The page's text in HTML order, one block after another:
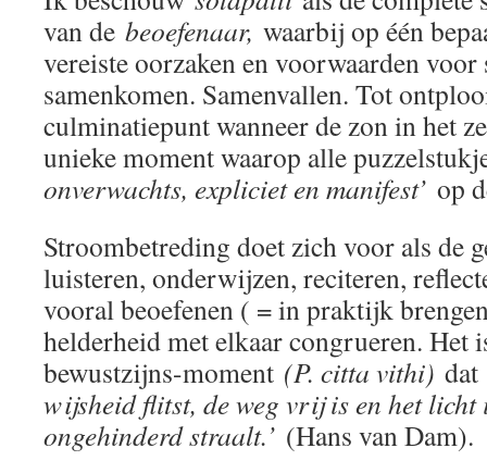
van de beoefenaar, waarbij op één
vereiste oorzaken en voorwaarden
samenkomen. Samenvallen. Tot
culminatiepunt wanneer de zon in het
unieke moment waarop alle
onverwachts, expliciet en manifest’ op
Stroombetreding doet zich voor als de
luisteren, onderwijzen, reciteren,
vooral beoefenen ( = in praktijk
helderheid met elkaar congrueren. Het
bewustzijns-moment (P. citta vithi) dat
wijsheid flitst, de weg vrij is en het licht
ongehinderd straalt.’ (Hans van Dam).